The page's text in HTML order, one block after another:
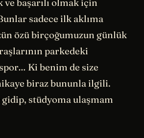
sadece ilk aklıma
özü birçoğumuzun günlük
parkedeki
spor… Ki benim de size
biraz bununla ilgili.
gidip, stüdyoma ulaşmam